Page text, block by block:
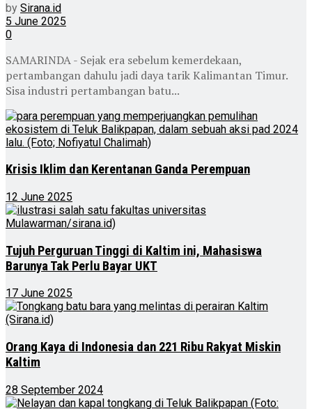
by Sirana.id
5 June 2025
0
SAMARINDA - Sejak era sebelum kemerdekaan,
pertambangan dahulu jadi daya tarik Kalimantan Timur.
Sisa industri pertambangan batu...
Krisis Iklim dan Kerentanan Ganda Perempuan
12 June 2025
Tujuh Perguruan Tinggi di Kaltim ini, Mahasiswa
Barunya Tak Perlu Bayar UKT
17 June 2025
Orang Kaya di Indonesia dan 221 Ribu Rakyat Miskin
Kaltim
28 September 2024